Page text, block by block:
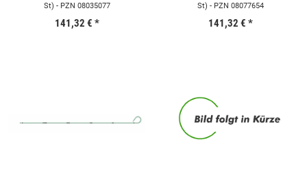
St) - PZN 08035077
141,32 € *
St) - PZN 08077654
141,32 € *